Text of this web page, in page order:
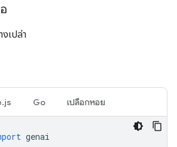
เปล่า
Go เปลือกหอย
genai